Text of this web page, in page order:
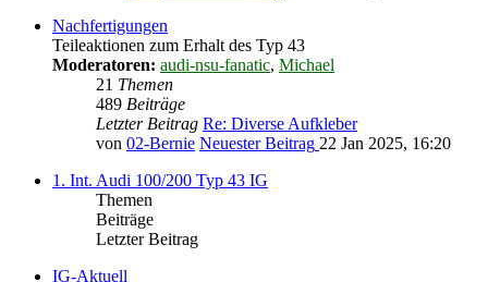
Nachfertigungen
Teileaktionen zum Erhalt des Typ 43
Moderatoren: audi-nsu-fanatic, Michael
21 Themen
489 Beiträge
Letzter Beitrag Re: Diverse Aufkleber
von 02-Bernie Neuester Beitrag 22 Jan 2025, 16:20
1. Int. Audi 100/200 Typ 43 IG
Themen
Beiträge
Letzter Beitrag
IG-Aktuell